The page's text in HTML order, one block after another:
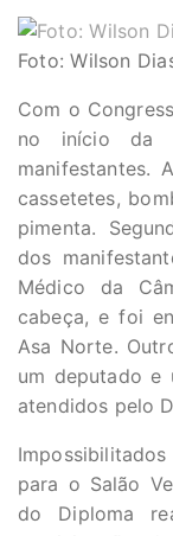
Foto: Wilson
Com o
no início da
manifestantes.
cassetetes,
pimenta.
dos
Médico da
cabeça, e foi
Asa Norte.
um deputado e
atendidos pelo
para o Salão
do Diploma